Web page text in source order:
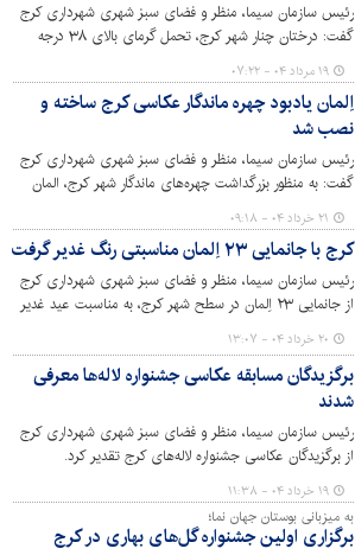
رئیس سازمان سیما، منظر و فضای سبز شهری شهرداری کرج
گفت: درختان چنار شهر کرج، تحمل گرمای بالای ۳۸ درجه
سانتیگراد را نداشته و دچار تنش و خزان زودرس شده اند.
۱۹ مرداد ۰۴ - ۰۷:۲۲
اِلمان یادبود چهره ماندگار عکاسی کرج ساخته و
نصب شد
رئیس سازمان سیما، منظر و فضای سبز شهری شهرداری کرج
گفت: به منظور بزرگداشت چهره‌های ماندگار شهر کرج، المان
یادبود غلامحسین بیک‌زاده ملقب به غلام عکاس(عکاسی
شاهین) ساخته شد و در محل میدان کرج نصب شد.
۲۱ خرداد ۰۴ - ۰۹:۱۸
کرج با جانمایی ۲۳ اِلمان مناسبتی رنگ غدیر گرفت
رئیس سازمان سیما، منظر و فضای سبز شهری شهرداری کرج
از جانمایی ۲۳ اِلمان در سطح شهر کرج، به مناسبت عید غدیر
خم خبر داد.
۲۰ خرداد ۰۴ - ۱۳:۰۷
برگزیدگان مسابقه عکاسی جشنواره لاله‌ها معرفی
شدند
رئیس سازمان سیما، منظر و فضای سبز شهری شهرداری کرج
از برگزیدگان عکاسی جشنواره لاله‌های کرج تقدیر کرد.
۱۹ خرداد ۰۴ - ۱۱:۳۸
به میزبانی بوستان جهان نما؛
برگزاری اولین جشنواره گل‌های بهاری در کرج